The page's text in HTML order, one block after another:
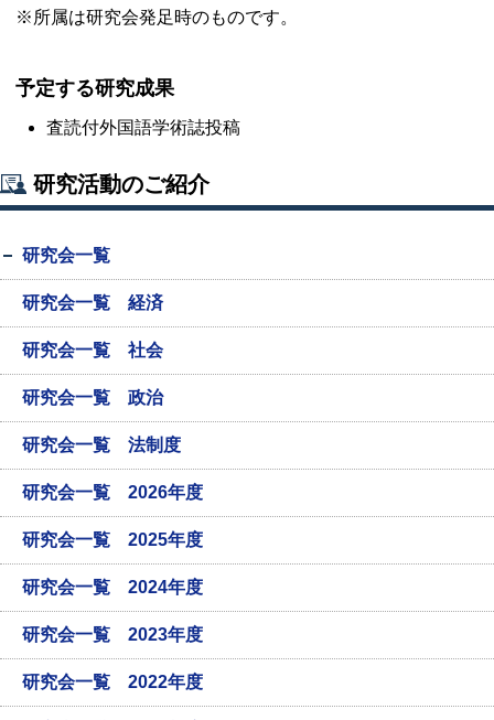
※所属は研究会発足時のものです。
予定する研究成果
査読付外国語学術誌投稿
研究活動のご紹介
研究会一覧
研究会一覧 経済
研究会一覧 社会
研究会一覧 政治
研究会一覧 法制度
研究会一覧 2026年度
研究会一覧 2025年度
研究会一覧 2024年度
研究会一覧 2023年度
研究会一覧 2022年度